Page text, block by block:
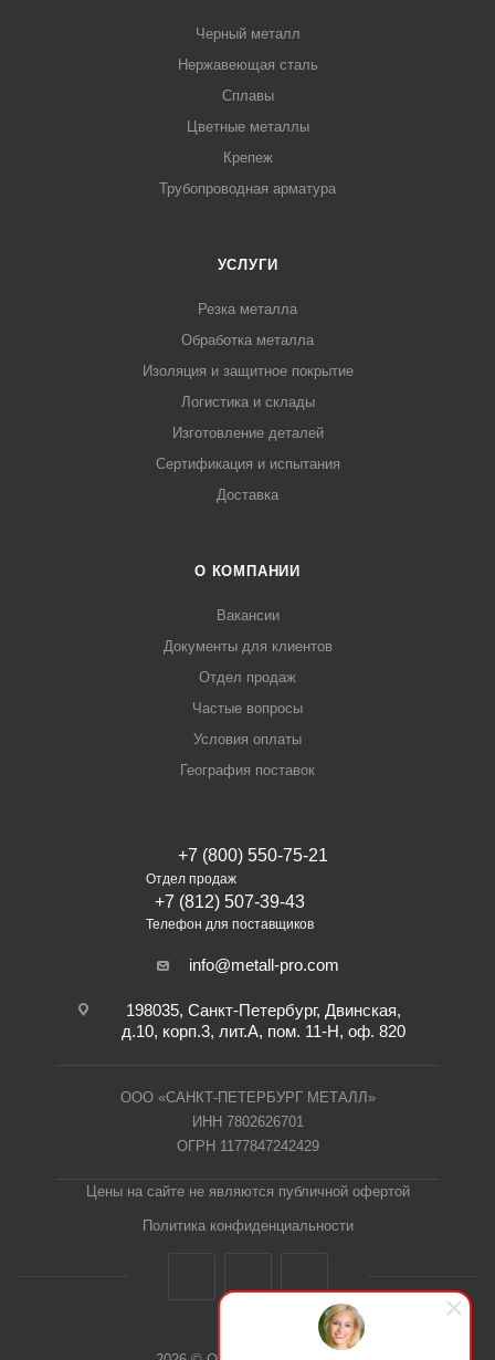
Черный металл
Нержавеющая сталь
Сплавы
Цветные металлы
Крепеж
Трубопроводная арматура
УСЛУГИ
Резка металла
Обработка металла
Изоляция и защитное покрытие
Логистика и склады
Изготовление деталей
Сертификация и испытания
Доставка
О КОМПАНИИ
Вакансии
Документы для клиентов
Отдел продаж
Частые вопросы
Условия оплаты
География поставок
+7 (800) 550-75-21
Отдел продаж
+7 (812) 507-39-43
Телефон для поставщиков
info@metall-pro.com
198035, Санкт-Петербург, Двинская,
д.10, корп.3, лит.А, пом. 11-Н, оф. 820
ООО «САНКТ-ПЕТЕРБУРГ МЕТАЛЛ»
ИНН 7802626701
ОГРН 1177847242429
Цены на сайте не являются публичной офертой
Политика конфиденциальности